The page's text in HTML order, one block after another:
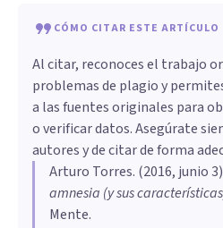
CÓMO CITAR ESTE ARTÍCULO
Al citar, reconoces el trabajo
problemas de plagio y
a las fuentes originales para
o verificar datos. Asegúrate
autores y de citar de forma
Arturo Torres. (2016, junio 3
amnesia (y sus
Mente.